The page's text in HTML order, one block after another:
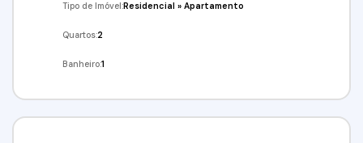
Tipo de Imóvel:Residencial »Apartamento
Quartos:2
Banheiro:1